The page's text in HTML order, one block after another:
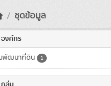
ชุดข้อมูล
องค์กร
พัฒนาที่ดิน 1